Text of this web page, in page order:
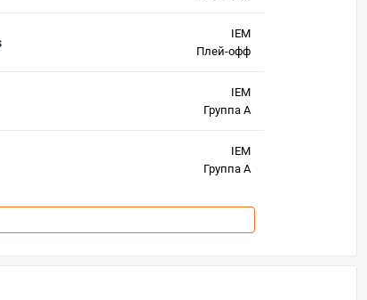
IEM
Плей-офф
IEM
Группа A
IEM
Группа A